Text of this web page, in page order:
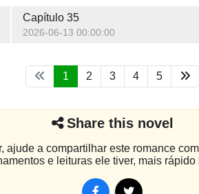
Capítulo 35
2026-06-13 00:00:00
1 2 3 4 5
Share this novel
ajude a compartilhar este romance
e leituras ele tiver, mais